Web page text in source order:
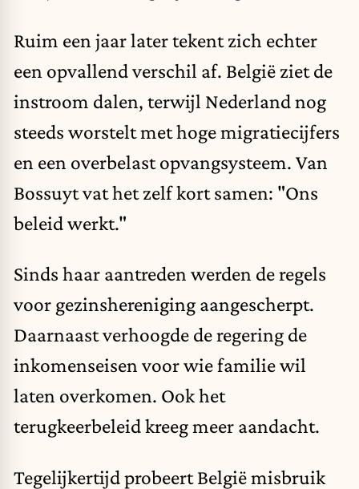
Ruim een jaar later tekent zich echter
een opvallend verschil af. België ziet de
instroom dalen, terwijl Nederland nog
steeds worstelt met hoge migratiecijfers
en een overbelast opvangsysteem. Van
Bossuyt vat het zelf kort samen: "Ons
beleid werkt."
Sinds haar aantreden werden de regels
voor gezinshereniging aangescherpt.
Daarnaast verhoogde de regering de
inkomenseisen voor wie familie wil
laten overkomen. Ook het
terugkeerbeleid kreeg meer aandacht.
Tegelijkertijd probeert België misbruik